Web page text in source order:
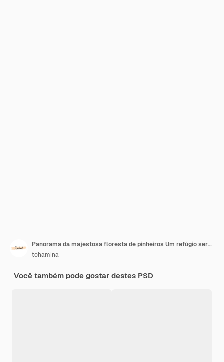
Panorama da majestosa floresta de pinheiros Um refúgio sereno na natureza
tohamina
Você também pode gostar destes PSD